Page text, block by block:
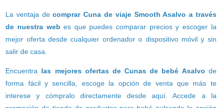
La ventaja decomprar Cuna de viaje Smooth Asalvo a través
de nuestra web es que puedes comparar precios y escoger la
mejor oferta desde cualquier ordenador o dispositivo móvil y sin
salir de casa.
Encuentra las mejores ofertas de Cunas de bebé Asalvo de
forma fácil y sencilla, escoge la opción de venta que más te
interese y cómpralo directamente desde aquí. Accede a la